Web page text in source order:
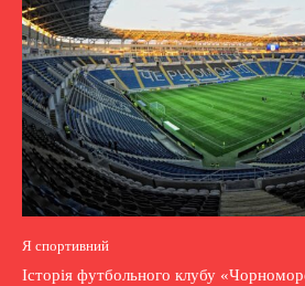
Я спортивний
Історія футбольного клубу